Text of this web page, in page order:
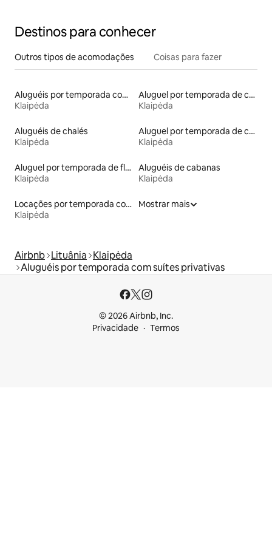
Destinos para conhecer
Outros tipos de acomodações Coisas para fazer
Aluguéis por temporada com café da manhã
Klaipėda
Aluguel por temporada de casas de veraneio
Klaipėda
Aluguéis de chalés
Klaipėda
Aluguel por temporada de casas de hóspedes
Klaipėda
Aluguel por temporada de flats
Klaipėda
Aluguéis de cabanas
Klaipėda
Locações por temporada com piscina
Klaipėda
Mostrar mais
Airbnb Lituânia Klaipėda
Aluguéis por temporada com suítes privativas
© 2026 Airbnb, Inc.
Privacidade
Termos